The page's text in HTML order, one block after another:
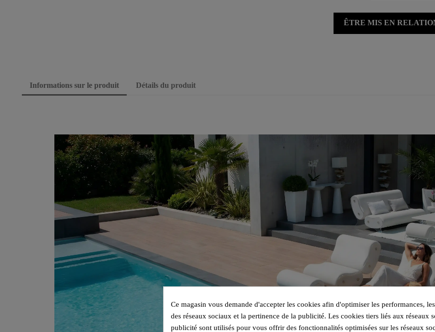
ÊTRE MIS EN
Informations sur le produit Détails du produit
Ce magasin vous demande d'accepter les cookies afin d'optimiser les performances,
des réseaux sociaux et la pertinence de la publicité. Les cookies tiers liés aux réseaux
publicité sont utilisés pour vous offrir des fonctionnalités optimisées sur les réseaux